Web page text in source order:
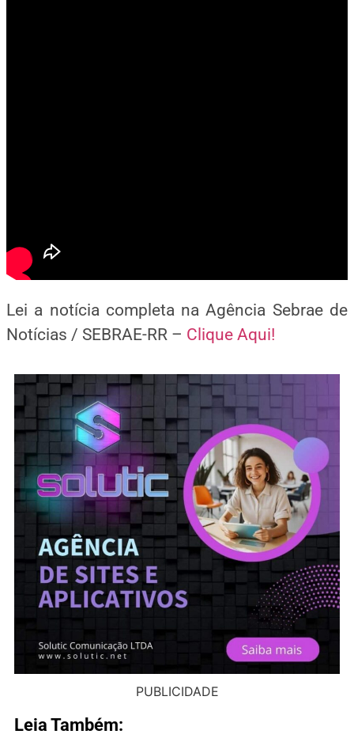
Lei a notícia completa na Agência Sebrae de
Notícias / SEBRAE-RR – Clique Aqui!
PUBLICIDADE
Leia Também: